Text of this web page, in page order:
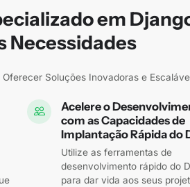
em
Necessidades
Soluções Inovadoras e
Acelere o
com as Capacidades de
Implantação Rápida do
Utilize as ferramentas de
desenvolvimento rápido do
para dar vida aos seus